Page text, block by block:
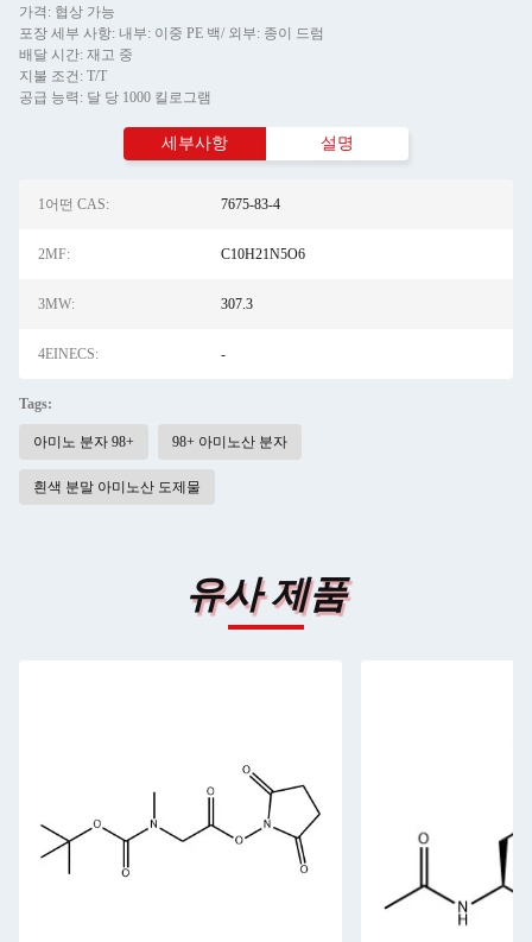
가격: 협상 가능
포장 세부 사항: 내부: 이중 PE 백/ 외부: 종이 드럼
배달 시간: 재고 중
지불 조건: T/T
공급 능력: 달 당 1000 킬로그램
세부사항 설명
1어떤 CAS: 7675-83-4
2MF: C10H21N5O6
3MW: 307.3
4EINECS: -
Tags:
아미노 분자 98+ 98+ 아미노산 분자
흰색 분말 아미노산 도제물
유사 제품